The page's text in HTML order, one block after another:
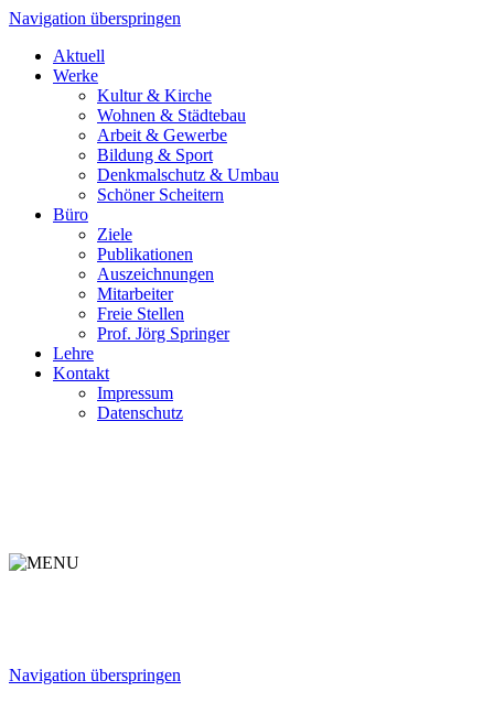
Navigation überspringen
Aktuell
Werke
Kultur & Kirche
Wohnen & Städtebau
Arbeit & Gewerbe
Bildung & Sport
Denkmalschutz & Umbau
Schöner Scheitern
Büro
Ziele
Publikationen
Auszeichnungen
Mitarbeiter
Freie Stellen
Prof. Jörg Springer
Lehre
Kontakt
Impressum
Datenschutz
Navigation überspringen